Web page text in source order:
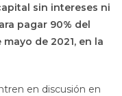
sin intereses ni
pagar 90% del
de 2021, en la
en discusión en